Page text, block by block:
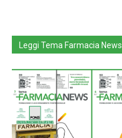
Leggi Tema Farmacia News